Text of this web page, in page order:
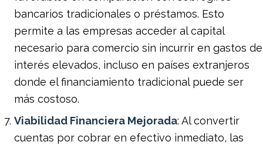
bancarios tradicionales o préstamos. Esto
permite a las empresas acceder al capital
necesario para comercio sin incurrir en gastos de
interés elevados, incluso en países extranjeros
donde el financiamiento tradicional puede ser
más costoso.
Viabilidad Financiera Mejorada: Al convertir
cuentas por cobrar en efectivo inmediato, las